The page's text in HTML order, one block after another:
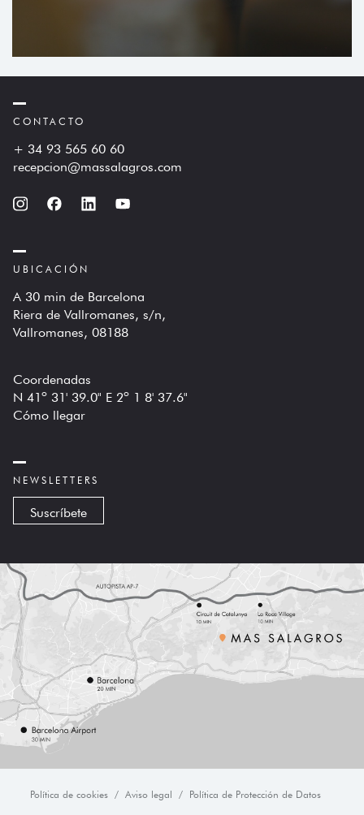
CONTACTO
+ 34 93 565 60 60
recepcion@massalagros.com
UBICACIÓN
A 30 min de Barcelona
Riera de Vallromanes, s/n,
Vallromanes, 08188
Coordenadas
N 41º 31' 39.0" E 2º 1 8' 37.6"
Cómo llegar
NEWSLETTERS
Suscríbete
Política de cookies Aviso legal Política de Protección de Datos